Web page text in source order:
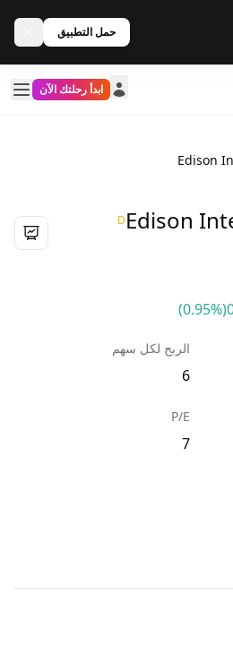
حمل التطبيق
ابدأ رحلتك الآن
Edison
Edison
D
(0.95%)
الربح لكل سهم
6
P/E
7